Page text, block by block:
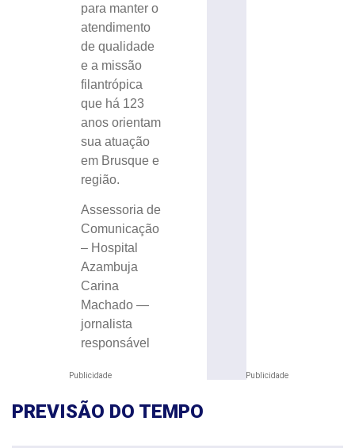
Publicidade
para manter o
atendimento
de qualidade
e a missão
filantrópica
que há 123
anos orientam
sua atuação
em Brusque e
região.
Assessoria de
Comunicação
– Hospital
Azambuja
Carina
Machado —
jornalista
responsável
Publicidade
PREVISÃO DO TEMPO